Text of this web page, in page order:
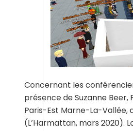
Concernant les
présence de Suzanne
Paris-Est Marne-La-Vallée,
(L’Harmattan, mars 2020).